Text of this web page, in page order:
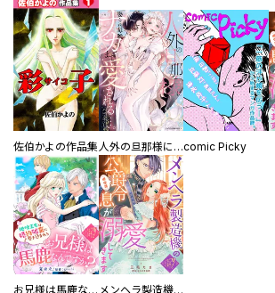
佐伯かよの作品集 人外の旦那様に娶られ毎晩ナカまで愛される…。アンソロジーcomic Picky
お兄様は馬鹿なんですか？～地味王女は婚約破棄に巻き込まれる～ メンヘラ製造機の公爵令息（過保護）が溺愛してきます